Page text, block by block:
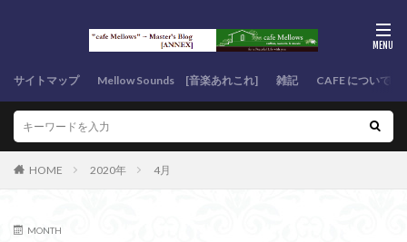
サイトマップ Mellow Sounds [音楽あれこれ] 雑記 CAFE について
HOME 2020年 4月
MONTH